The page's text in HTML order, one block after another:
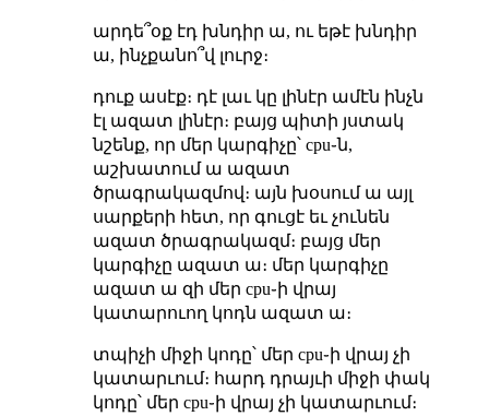
արդե՞օք էդ խնդիր ա, ու եթէ խնդիր
ա, ինչքանո՞վ լուրջ։
դուք ասէք։ դէ լաւ կը լինէր ամէն ինչն
էլ ազատ լինէր։ բայց պիտի յստակ
նշենք, որ մեր կարգիչը՝ cpu֊ն,
աշխատում ա ազատ
ծրագրակազմով։ այն խօսում ա այլ
սարքերի հետ, որ գուցէ եւ չունեն
ազատ ծրագրակազմ։ բայց մեր
կարգիչը ազատ ա։ մեր կարգիչը
ազատ ա զի մեր cpu֊ի վրայ
կատարուող կոդն ազատ ա։
տպիչի միջի կոդը՝ մեր cpu֊ի վրայ չի
կատարւում։ հարդ դրայւի միջի փակ
կոդը՝ մեր cpu֊ի վրայ չի կատարւում։